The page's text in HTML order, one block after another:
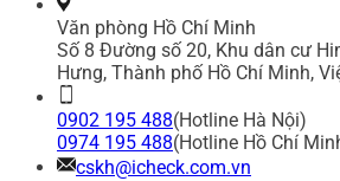
Văn phòng Hồ Chí Minh
Số 8 Đường số 20, Khu dân cư
Hưng, Thành phố Hồ Chí Minh,
0902 195 488(Hotline Hà Nội)
0974 195 488(Hotline Hồ Chí
cskh@icheck.com.vn